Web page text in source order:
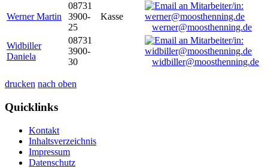
Werner Martin
08731
3900-
25
Kasse
werner@moosthenning.de
Widbiller
Daniela
08731
3900-
30
widbiller@moosthenning.de
drucken nach oben
Quicklinks
Kontakt
Inhaltsverzeichnis
Impressum
Datenschutz